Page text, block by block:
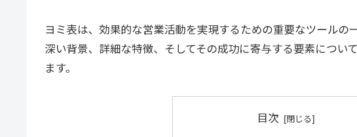
ヨミ表は、効果的な営業活動を実現するための重要なツールの
深い背景、詳細な特徴、そしてその成功に寄与する要素につい
ます。
目次